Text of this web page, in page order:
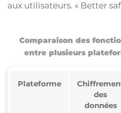
aux utilisateurs. « Better
Comparaison des
entre plusieurs
Plateforme
des
données